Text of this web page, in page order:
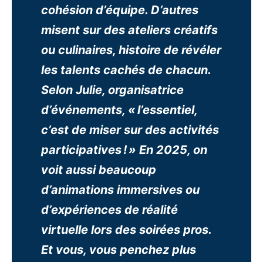
cohésion d’équipe. D’autres
misent sur des ateliers créatifs
ou culinaires, histoire de révéler
les talents cachés de chacun.
Selon Julie, organisatrice
d’événements, « l’essentiel,
c’est de miser sur des activités
participatives ! » En 2025, on
voit aussi beaucoup
d’animations immersives ou
d’expériences de réalité
virtuelle lors des soirées pros.
Et vous, vous penchez plus